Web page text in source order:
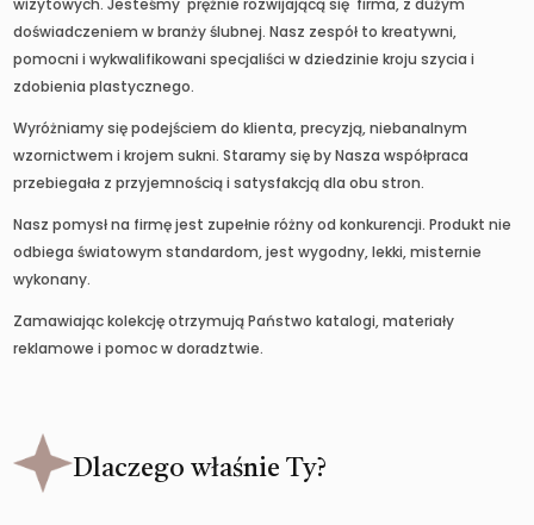
doświadczeniem w branży ślubnej. Nasz zespół to kreatywni,
pomocni i wykwalifikowani specjaliści w dziedzinie kroju szycia i
zdobienia plastycznego.
Wyróżniamy się podejściem do klienta, precyzją, niebanalnym
wzornictwem i krojem sukni. Staramy się by Nasza współpraca
przebiegała z przyjemnością i satysfakcją dla obu stron.
Nasz pomysł na firmę jest zupełnie różny od konkurencji. Produkt nie
odbiega światowym standardom, jest wygodny, lekki, misternie
wykonany.
Zamawiając kolekcję otrzymują Państwo katalogi, materiały
reklamowe i pomoc w doradztwie.
Dlaczego właśnie Ty?